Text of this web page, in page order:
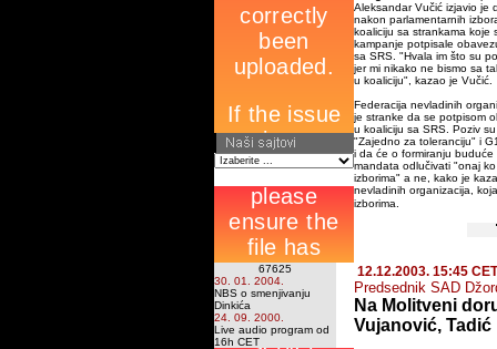
67625
30. 01. 2004.
NBS o smenjivanju
Dinkića
24. 09. 2000.
Live audio program od
16h CET
Aleksandar Vučić izjavio je
nakon parlamentarnih
koaliciju sa strankama koje
kampanje potpisale
sa SRS. "Hvala im što su
jer mi nikako ne bismo sa
u koaliciju", kazao je Vučić.
Federacija nevladinih
je stranke da se potpisom
u koaliciju sa SRS. Poziv
"Zajedno za toleranciju" i
i da će o formiranju buduće
mandata odlučivati "onaj
izborima" a ne, kako je
nevladinih organizacija,
izborima.
12.12.2003. 15:45 CET
Predsednik SAD
Na Molitveni
Vujanović, Tadić